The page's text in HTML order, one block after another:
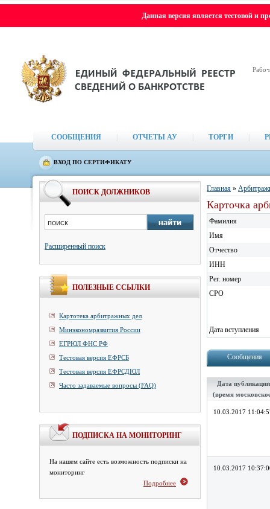
Данная версия является тестовой и
ВХОД ПО СЕРТИФИКАТУ
СООБЩЕНИЯ ОТЧЕТЫ АУ ТОРГИ
ПОИСК ДОЛЖНИКОВ
Расширенный поиск
ПОЛЕЗНЫЕ ССЫЛКИ
Картотека арбитражных дел
Минэкономразвития России
ЕГРЮЛ ФНС РФ
Тестовая версия ЕФРСБ
Тестовая версия ЕФРСДЮЛ
Часто задаваемые вопросы (FAQ)
ПОДПИСКА НА МОНИТОРИНГ
На нашем сайте есть возможность подписки на
мониторинг
Подробнее
Главная »
Карточка
Фамилия
Имя
Отчество
ИНН
Рег. номер
СРО
Дата вступления
Сообщения
Дата публикации
(время
10.03.2017
10.03.2017